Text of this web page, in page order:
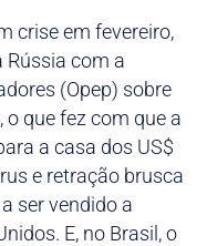
crise em fevereiro,
Rússia com a
(Opep) sobre
que fez com que a
a casa dos US$
e retração brusca
ser vendido a
E, no Brasil, o